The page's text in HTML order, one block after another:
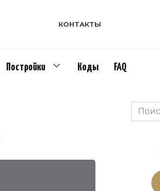
КОНТАКТЫ
Постройки Коды FAQ
Search
for: